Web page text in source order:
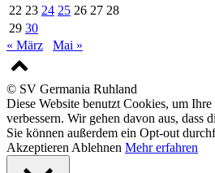
22 23 24 25 26 27 28
29 30
« März
Mai »
© SV Germania Ruhland
Diese Website benutzt Cookies, um
verbessern. Wir gehen davon aus, dass
Sie können außerdem ein Opt-out
Akzeptieren Ablehnen Mehr erfahren